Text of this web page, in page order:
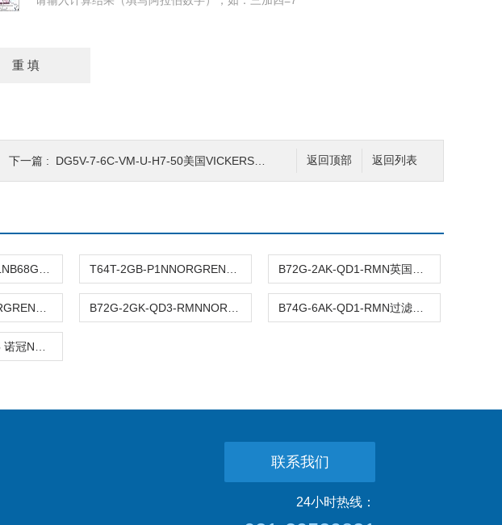
返回列表
返回顶部
下一篇 : DG5V-7-6C-VM-U-H7-50美国VICKERS威格士电磁控制阀使用性能
联系我们
24小时热线：